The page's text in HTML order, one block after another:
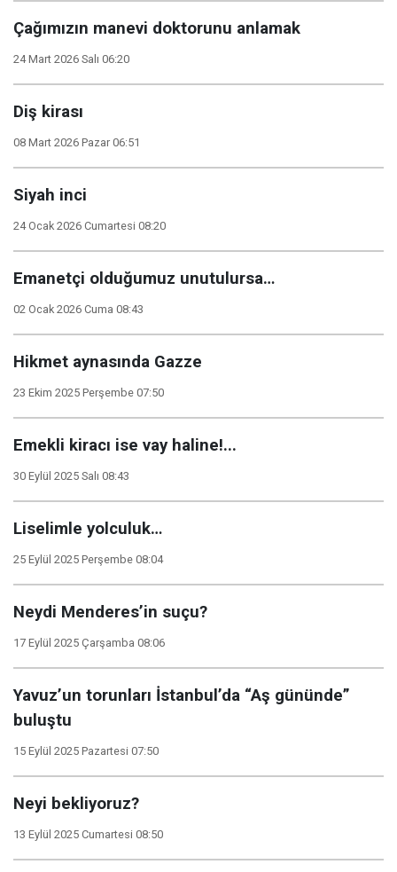
Çağımızın manevi doktorunu anlamak
24 Mart 2026 Salı 06:20
Diş kirası
08 Mart 2026 Pazar 06:51
Siyah inci
24 Ocak 2026 Cumartesi 08:20
Emanetçi olduğumuz unutulursa…
02 Ocak 2026 Cuma 08:43
Hikmet aynasında Gazze
23 Ekim 2025 Perşembe 07:50
Emekli kiracı ise vay haline!...
30 Eylül 2025 Salı 08:43
Liselimle yolculuk…
25 Eylül 2025 Perşembe 08:04
Neydi Menderes’in suçu?
17 Eylül 2025 Çarşamba 08:06
Yavuz’un torunları İstanbul’da “Aş gününde”
buluştu
15 Eylül 2025 Pazartesi 07:50
Neyi bekliyoruz?
13 Eylül 2025 Cumartesi 08:50